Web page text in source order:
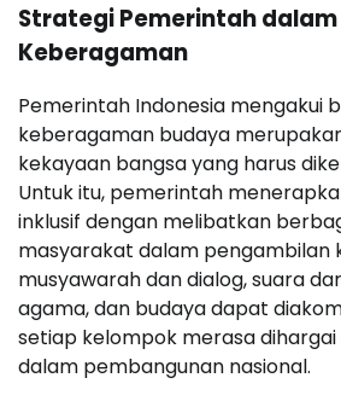
Strategi Pemerintah
Keberagaman
Pemerintah Indonesia mengakui
keberagaman budaya
kekayaan bangsa yang harus
Untuk itu, pemerintah
inklusif dengan melibatkan
masyarakat dalam pengambilan
musyawarah dan dialog, suara
agama, dan budaya dapat
setiap kelompok merasa
dalam pembangunan nasional.